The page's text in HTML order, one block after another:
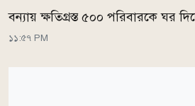
বন্যায় ক্ষতিগ্রস্ত ৫০০ পরিবারকে ঘর
১১:৫৭ PM